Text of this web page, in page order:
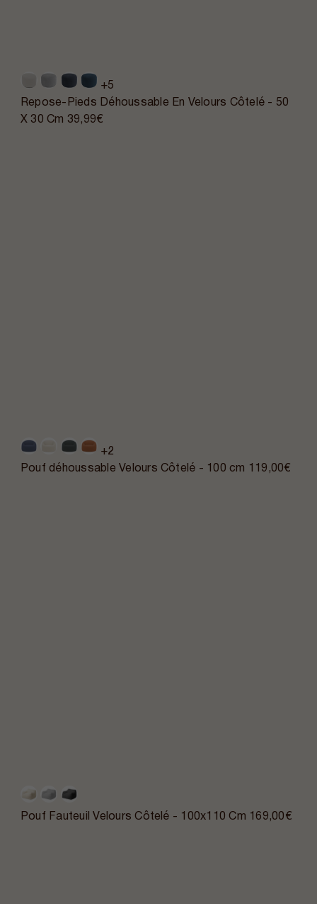
+5
Repose-Pieds Déhoussable En Velours Côtelé - 50
X 30 Cm 39,99€
+2
Pouf déhoussable Velours Côtelé - 100 cm 119,00€
Pouf Fauteuil Velours Côtelé - 100x110 Cm 169,00€